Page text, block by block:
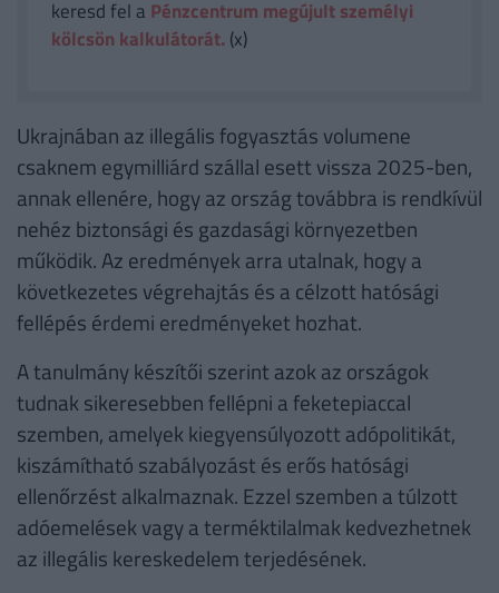
keresd fel a Pénzcentrum megújult személyi
kölcsön kalkulátorát. (x)
Ukrajnában az illegális fogyasztás volumene
csaknem egymilliárd szállal esett vissza 2025-ben,
annak ellenére, hogy az ország továbbra is rendkívül
nehéz biztonsági és gazdasági környezetben
működik. Az eredmények arra utalnak, hogy a
következetes végrehajtás és a célzott hatósági
fellépés érdemi eredményeket hozhat.
A tanulmány készítői szerint azok az országok
tudnak sikeresebben fellépni a feketepiaccal
szemben, amelyek kiegyensúlyozott adópolitikát,
kiszámítható szabályozást és erős hatósági
ellenőrzést alkalmaznak. Ezzel szemben a túlzott
adóemelések vagy a terméktilalmak kedvezhetnek
az illegális kereskedelem terjedésének.